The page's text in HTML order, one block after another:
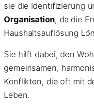
sie die Identifizierung
Organisation, da die
Haushaltsauflösung
Sie hilft dabei, den
gemeinsamen,
Konflikten, die oft mit
Leben.